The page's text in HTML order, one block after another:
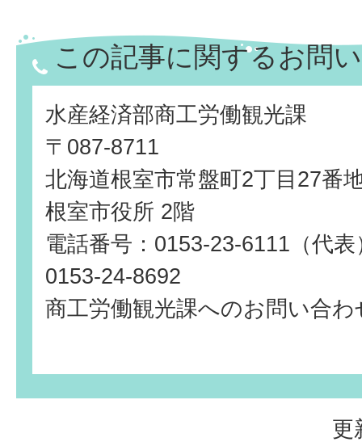
この記事に関するお問
水産経済部商工労働観光課
〒087-8711
北海道根室市常盤町2丁目27番
根室市役所 2階
電話番号：0153-23-6111（代
0153-24-8692
商工労働観光課へのお問い合わ
更